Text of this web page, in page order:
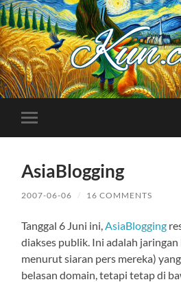
Toggle
mobile
AsiaBlogging
2007-06-06 / 16 COMMENTS
Tanggal 6 Juni ini, AsiaBlogging
diakses publik. Ini adalah
menurut siaran pers mereka)
belasan domain, tetapi tetap di